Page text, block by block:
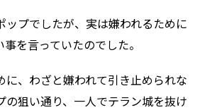
ップでしたが、実は嫌われるために
を言っていたのでした。
に、わざと嫌われて引き止められな
の狙い通り、一人でテラン城を抜け